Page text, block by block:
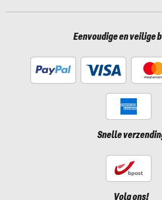
Eenvoudige en veilige
Snelle
Volg ons!